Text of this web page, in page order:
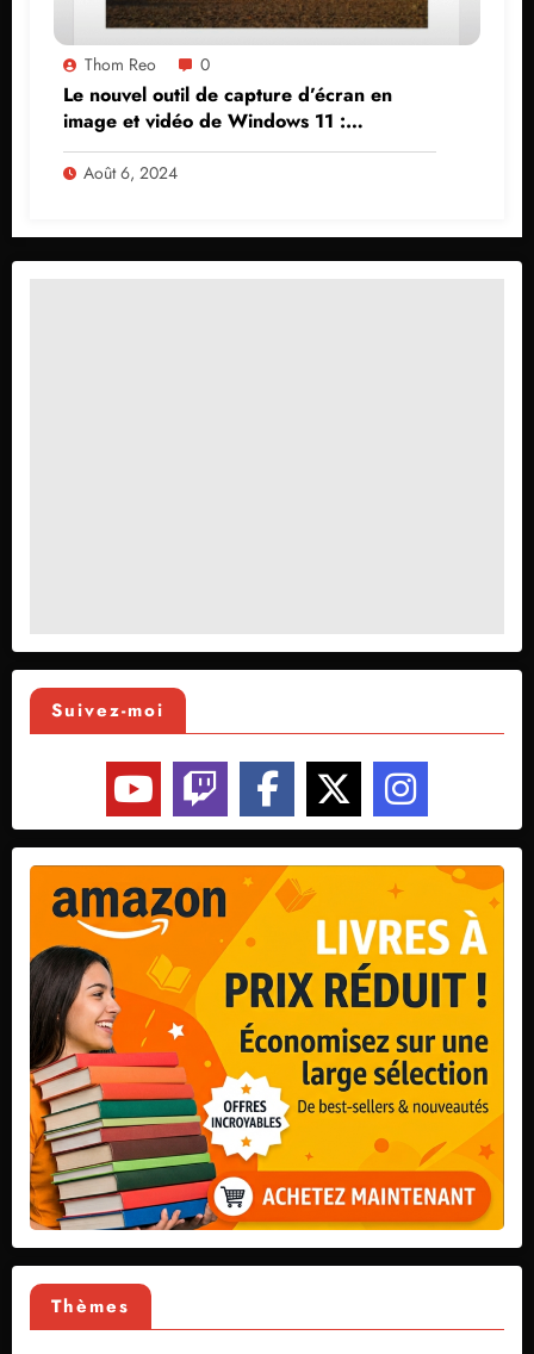
Thom Reo 0
Le nouvel outil de capture d’écran en
image et vidéo de Windows 11 :
découverte et tuto
Août 6, 2024
Suivez-moi
Thèmes